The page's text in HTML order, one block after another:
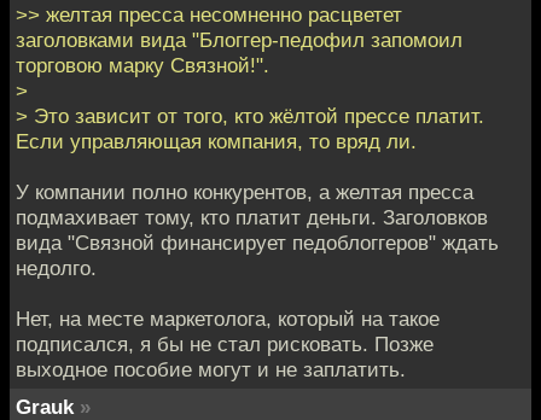
>> желтая пресса несомненно расцветет
заголовками вида "Блоггер-педофил запомоил
торговою марку Связной!".
>
> Это зависит от того, кто жёлтой прессе платит.
Если управляющая компания, то вряд ли.
У компании полно конкурентов, а желтая пресса
подмахивает тому, кто платит деньги. Заголовков
вида "Связной финансирует педоблоггеров" ждать
недолго.
Нет, на месте маркетолога, который на такое
подписался, я бы не стал рисковать. Позже
выходное пособие могут и не заплатить.
Grauk »